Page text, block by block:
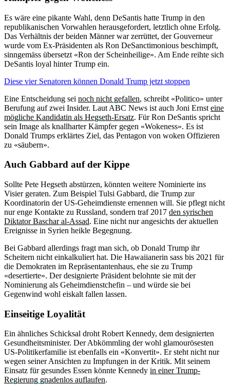
Es wäre eine pikante Wahl, denn DeSantis hatte Trump in den
republikanischen Vorwahlen herausgefordert, letztlich ohne Erfolg.
Das Verhältnis der beiden Männer war zerrüttet, der Gouverneur
wurde vom Ex-Präsidenten als Ron DeSanctimonious beschimpft,
sinngemäss übersetzt «Ron der Scheinheilige». Am Ende reihte sich
DeSantis loyal hinter Trump ein.
Diese vier Senatoren können Donald Trump jetzt stoppen
Eine Entscheidung sei noch nicht gefallen, schreibt «Politico» unter
Berufung auf zwei Insider. Laut ABC News ist auch Joni Ernst eine
mögliche Kandidatin als Hegseth-Ersatz. Für Ron DeSantis spricht
sein Image als knallharter Kämpfer gegen «Wokeness». Es ist
Donald Trumps erklärtes Ziel, das Pentagon von woken Offizieren
zu «säubern».
Auch Gabbard auf der Kippe
Sollte Pete Hegseth abstürzen, könnten weitere Nominierte ins
Visier geraten. Zum Beispiel Tulsi Gabbard, die Trump zur
Koordinatorin der US-Geheimdienste ernennen will. Sie pflegt nicht
nur enge Kontakte zu Russland, sondern traf 2017 den syrischen
Diktator Baschar al-Assad. Eine nicht nur angesichts der aktuellen
Ereignisse in Syrien heikle Begegnung.
Bei Gabbard allerdings fragt man sich, ob Donald Trump ihr
Scheitern nicht einkalkuliert hat. Die Hawaiianerin sass bis 2021 für
die Demokraten im Repräsentantenhaus, ehe sie zu Trump
«desertierte». Der designierte Präsident belohnte sie mit der
Nominierung als Geheimdienstchefin – und würde sie bei
Gegenwind wohl eiskalt fallen lassen.
Einseitige Loyalität
Ein ähnliches Schicksal droht Robert Kennedy, dem designierten
Gesundheitsminister. Der Abkömmling der wohl glamourösesten
US-Politikerfamilie ist ebenfalls ein «Konvertit». Er steht nicht nur
wegen seiner Ansichten zu Impfungen in der Kritik. Mit seinem
Einsatz für gesundes Essen könnte Kennedy in einer Trump-
Regierung gnadenlos auflaufen.